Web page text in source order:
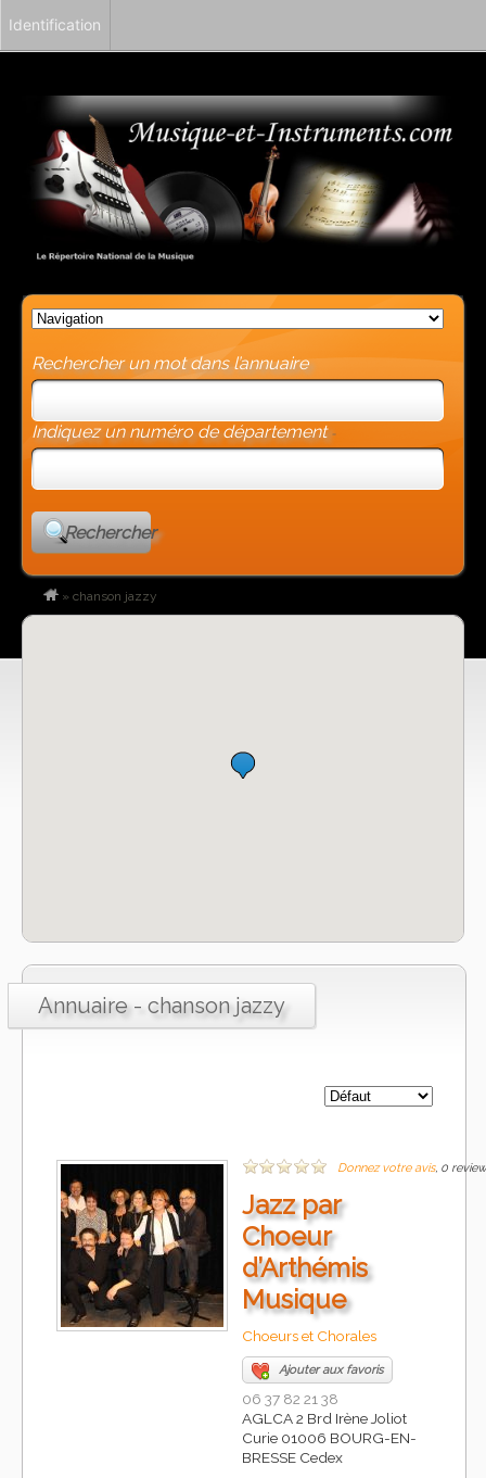
Rechercher un mot dans l’annuaire
Indiquez un numéro de département -
Rechercher
» chanson jazzy
Annuaire - chanson jazzy
Donnez votre avis, 0
Jazz par
Choeur
d’Arthémis
Musique
Choeurs et Chorales
Ajouter aux favoris
06 37 82 21 38
AGLCA 2 Brd Irène Joliot
Curie 01006 BOURG-EN-
BRESSE Cedex
Identification